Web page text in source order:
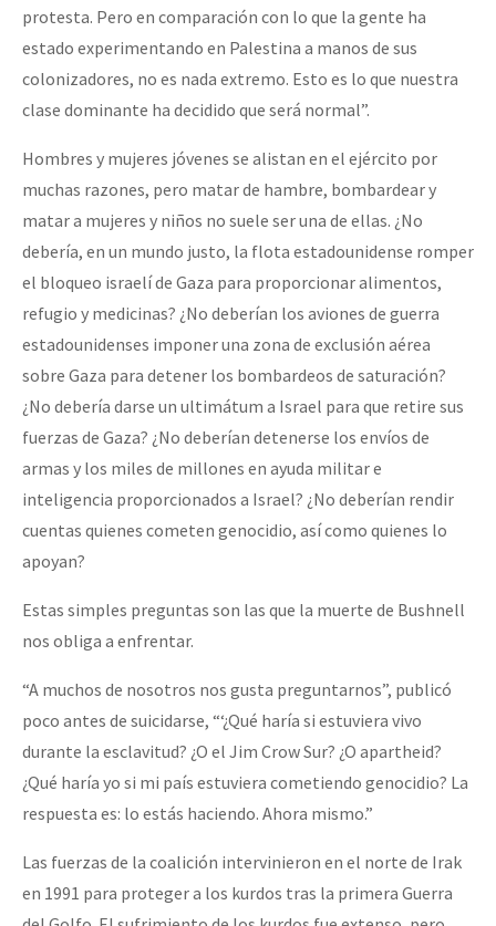
Libros para descargar
Medios Libres
COVID-19
Contacto
protesta. Pero en comparación con lo que la gente ha
estado experimentando en Palestina a manos de sus
colonizadores, no es nada extremo. Esto es lo que nuestra
clase dominante ha decidido que será normal”.
Hombres y mujeres jóvenes se alistan en el ejército por
muchas razones, pero matar de hambre, bombardear y
matar a mujeres y niños no suele ser una de ellas. ¿No
debería, en un mundo justo, la flota estadounidense romper
el bloqueo israelí de Gaza para proporcionar alimentos,
refugio y medicinas? ¿No deberían los aviones de guerra
estadounidenses imponer una zona de exclusión aérea
sobre Gaza para detener los bombardeos de saturación?
¿No debería darse un ultimátum a Israel para que retire sus
fuerzas de Gaza? ¿No deberían detenerse los envíos de
armas y los miles de millones en ayuda militar e
inteligencia proporcionados a Israel? ¿No deberían rendir
cuentas quienes cometen genocidio, así como quienes lo
apoyan?
Estas simples preguntas son las que la muerte de Bushnell
nos obliga a enfrentar.
“A muchos de nosotros nos gusta preguntarnos”, publicó
poco antes de suicidarse, “‘¿Qué haría si estuviera vivo
durante la esclavitud? ¿O el Jim Crow Sur? ¿O apartheid?
¿Qué haría yo si mi país estuviera cometiendo genocidio? La
respuesta es: lo estás haciendo. Ahora mismo.”
Las fuerzas de la coalición intervinieron en el norte de Irak
en 1991 para proteger a los kurdos tras la primera Guerra